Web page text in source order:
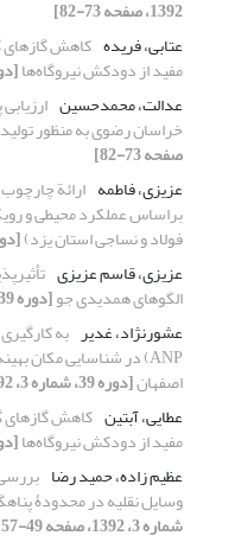
1392، صفحه 73-82]
عتابی، فریده کاهش گازهای
مفید از دودکش نیروگاه‌ها[دوره 39،
عدالت، محمد‌حسین
خراسان رضوی به منظور
صفحه 73-82]
عزیزی، فاطمه ارائة
براساس عملکرد محیطی و
فولاد و نساجی استان یزد)[دوره 39،
عزیزی، قاسم عزیزی
الگوهای همدیدی جو[دوره 39، شماره 4، 1392، صفحه 55-66]
عشورنژاد، غدیر
اصفهان[دوره 39، شماره 3، 1392، صفحه 165-177]
عطایی، آبتین کاهش گازهای
مفید از دودکش نیروگاه‌ها[دوره 39،
عظیم زاده، حمید رضا
وسایل نقلیه در محدودۀ
شماره 3، 1392، صفحه 49-57]